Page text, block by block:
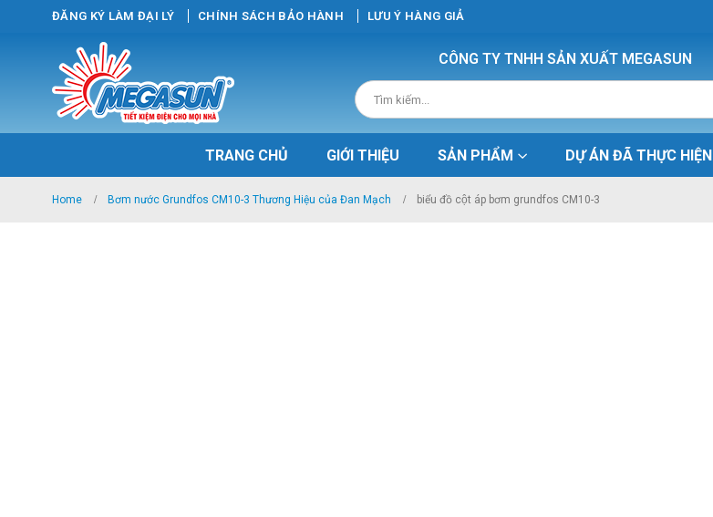
ĐĂNG KÝ LÀM ĐẠI LÝ CHÍNH SÁCH BẢO HÀNH LƯU Ý HÀNG GIẢ
CÔNG TY TNHH SẢN XUẤT MEGASUN
TRANG CHỦ GIỚI THIỆU SẢN PHẨM DỰ ÁN ĐÃ THỰC HIỆN
Home Bơm nước Grundfos CM10-3 Thương Hiệu của Đan Mạch biểu đồ cột áp bơm grundfos CM10-3